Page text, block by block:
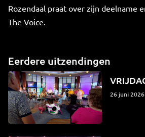
Rozendaal praat over zijn deelname
The Voice.
Eerdere uitzendingen
26 juni